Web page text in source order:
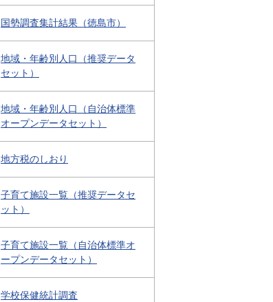
国勢調査集計結果（徳島市）
地域・年齢別人口（推奨データ
セット）
地域・年齢別人口（自治体標準
オープンデータセット）
地方税のしおり
子育て施設一覧（推奨データセ
ット）
子育て施設一覧（自治体標準オ
ープンデータセット）
学校保健統計調査